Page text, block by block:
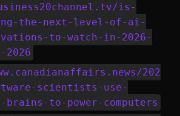
is-
the-next-level-of-ai-
to-watch-in-2026-
202
scientists-use-
brains-to-power-computers